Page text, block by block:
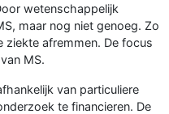
wetenschappelijk
maar nog niet genoeg. Zo
ziekte afremmen. De focus
MS.
van particuliere
te financieren. De